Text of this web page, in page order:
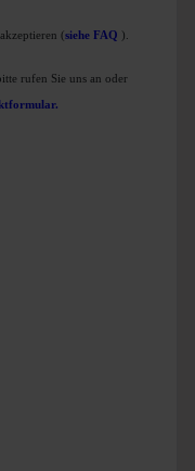
(siehe FAQ ).
rufen Sie uns an oder
.